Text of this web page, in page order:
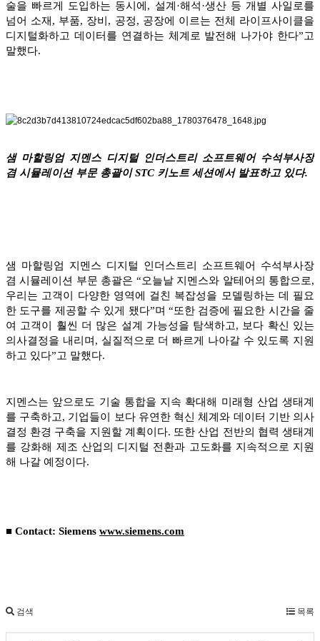
술을 빠르게 도입하는 동시에, 설계·해석·생산 등 개별 사일로를
넘어 소재, 부품, 장비, 공정, 공장에 이르는 전체 라이프사이클을
디지털화하고 데이터를 연결하는 체계로 발전해 나가야 한다”고
말했다.
샘 마할링엄 지멘스 디지털 인더스트리 소프트웨어 수석부사장
겸 시뮬레이션 부문 총괄이 STC 키노트 세션에서 발표하고 있다.
샘 마할링엄 지멘스 디지털 인더스트리 소프트웨어 수석부사장
겸 시뮬레이션 부문 총괄은 “오늘날 지멘스와 알테어의 통합으로,
우리는 고객이 다양한 영역에 걸친 복잡성을 모델링하는 데 필요
한 도구를 제공할 수 있게 됐다”며 “또한 검증에 필요한 시간을 줄
여 고객이 훨씬 더 많은 설계 가능성을 탐색하고, 보다 확신 있는
의사결정을 내리며, 실질적으로 더 빠르게 나아갈 수 있도록 지원
하고 있다”고 말했다.
지멘스는 앞으로도 기술 통합을 지속 확대해 미래형 산업 생태계
를 구축하고, 기업들이 보다 유연한 혁신 체계와 데이터 기반 의사
결정 환경 구축을 지원할 계획이다. 또한 산업 전반의 협력 생태계
를 강화해 제조 산업의 디지털 전환과 고도화를 지속적으로 지원
해 나갈 예정이다.
■ Contact: Siemens www.siemens.com
검색 목록